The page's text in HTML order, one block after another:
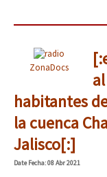
ZonaDocs
habitantes
la cuenca
Jalisco[:]
DateFecha: 08 Abr 2021